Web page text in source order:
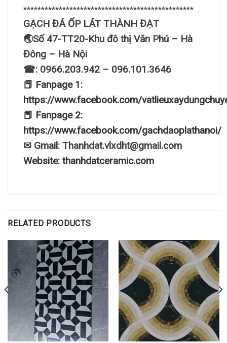
************************************************
GẠCH ĐÁ ỐP LÁT THÀNH ĐẠT
🌏Số 47-TT20-Khu đô thị Văn Phú – Hà
Đông – Hà Nội
☎: 0966.203.942 – 096.101.3646
📕 Fanpage 1:
https://www.facebook.com/
📕 Fanpage 2:
https://www.facebook.com/gachdaoplathanoi/
✉ Gmail: Thanhdat.vlxdht@gmail.com
Website: thanhdatceramic.com
RELATED PRODUCTS